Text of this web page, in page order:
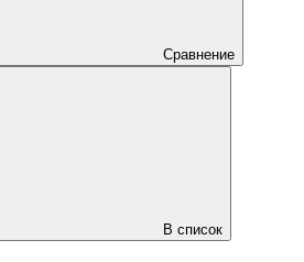
Сравнение
В список